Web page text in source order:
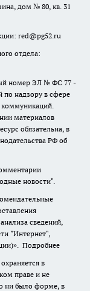
дом № 80, кв. 31
red@pg52.ru
отдела:
номер ЭЛ № ФС 77 -
по надзору в сфере
материалов
обязательна, в
РФ об
новости".
сведений,
"Интернет",
Подробнее
в
праве и не
ни было форме, в